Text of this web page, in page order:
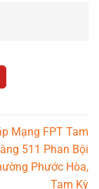
Mạng FPT Tam
511 Phan Bội
Phước Hòa,
Tam Kỳ